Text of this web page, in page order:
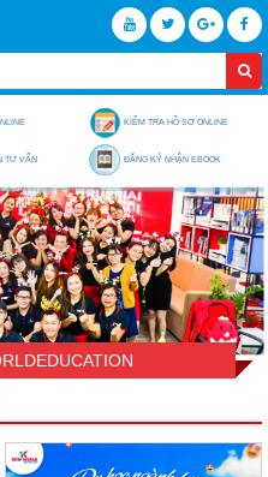
KIỂM TRA HỒ SƠ ONLINE
TƯ VẤN ĐĂNG KÝ NHẬN EBOOK